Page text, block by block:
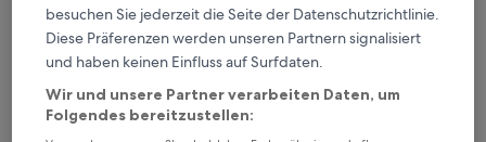
Mehr sparen mit Preisen für Mitglieder
Überprüfe die Preise für diese Daten
besuchen Sie jederzeit die Seite der Datenschutzrichtlinie.
Diese Präferenzen werden unseren Partnern signalisiert
und haben keinen Einfluss auf Surfdaten.
Wir und unsere Partner verarbeiten Daten, um
Folgendes bereitzustellen: